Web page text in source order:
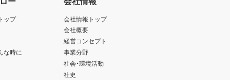
ップ
な時に
会社情報トップ
会社概要
経営コンセプト
事業分野
社会・環境活動
社史